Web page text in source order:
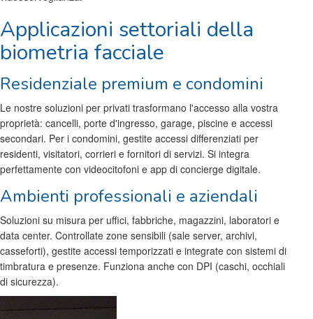
Applicazioni settoriali della
biometria facciale
Residenziale premium e condomini
Le nostre soluzioni per privati trasformano l'accesso alla vostra
proprietà: cancelli, porte d'ingresso, garage, piscine e accessi
secondari. Per i condomini, gestite accessi differenziati per
residenti, visitatori, corrieri e fornitori di servizi. Si integra
perfettamente con videocitofoni e app di concierge digitale.
Ambienti professionali e aziendali
Soluzioni su misura per uffici, fabbriche, magazzini, laboratori e
data center. Controllate zone sensibili (sale server, archivi,
casseforti), gestite accessi temporizzati e integrate con sistemi di
timbratura e presenze. Funziona anche con DPI (caschi, occhiali
di sicurezza).